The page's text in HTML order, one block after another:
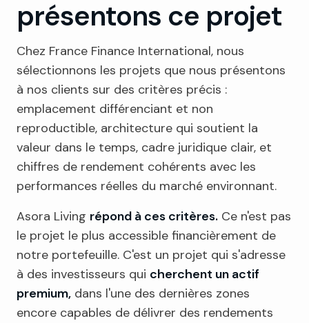
présentons ce projet
Chez France Finance International, nous
sélectionnons les projets que nous présentons
à nos clients sur des critères précis :
emplacement différenciant et non
reproductible, architecture qui soutient la
valeur dans le temps, cadre juridique clair, et
chiffres de rendement cohérents avec les
performances réelles du marché environnant.
Asora Living répond à ces critères. Ce n'est pas
le projet le plus accessible financièrement de
notre portefeuille. C'est un projet qui s'adresse
à des investisseurs qui cherchent un actif
premium, dans l'une des dernières zones
encore capables de délivrer des rendements